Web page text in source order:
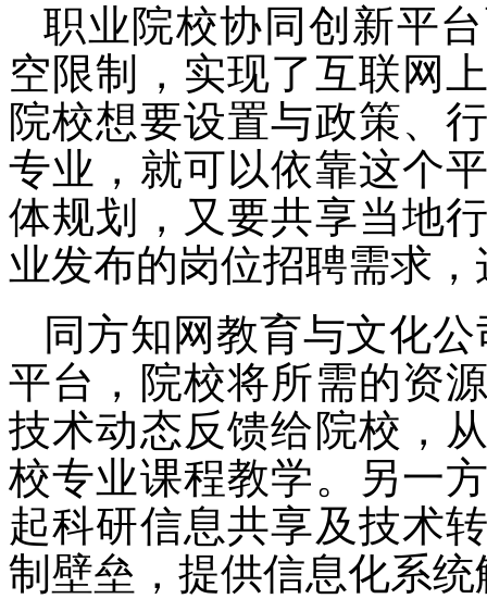
职业院校协同创新平
空限制，实现了互联网
院校想要设置与政策、
专业，就可以依靠这个
体规划，又要共享当地
业发布的岗位招聘需求
同方知网教育与文化
平台，院校将所需的资
技术动态反馈给院校，
校专业课程教学。另一
起科研信息共享及技术
制壁垒，提供信息化系统